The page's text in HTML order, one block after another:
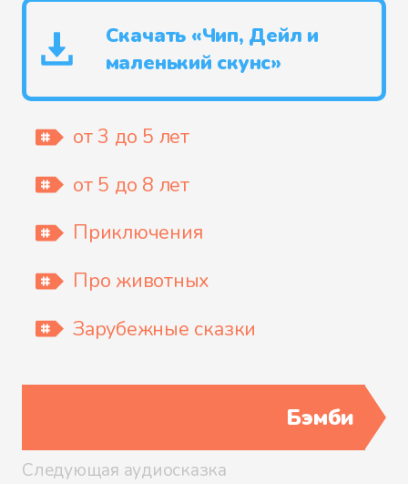
Скачать «Чип, Дейл и
маленький скунс»
от 3 до 5 лет
от 5 до 8 лет
Приключения
Про животных
Зарубежные сказки
Бэмби
Следующая аудиосказка